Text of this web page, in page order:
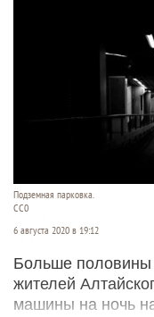
Подземная парковка.
СС0
6 августа 2020 в 19:12
Больше
жителей
машины на ночь